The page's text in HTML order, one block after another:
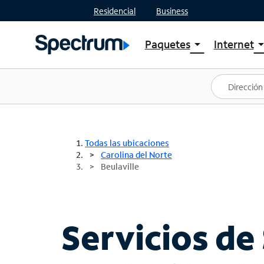
Residencial Business
Paquetesarrow_drop_down
Ver paquetes
Spectrum One
Mejores ofertas
Internetarrow_drop_down
Planes
Todas las ubicaciones
Carolina del Norte
Beulaville
Servicios